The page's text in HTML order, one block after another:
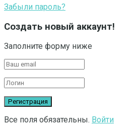
Забыли пароль?
Создать новый аккаунт!
Заполните форму ниже
Все поля обязательны. Войти